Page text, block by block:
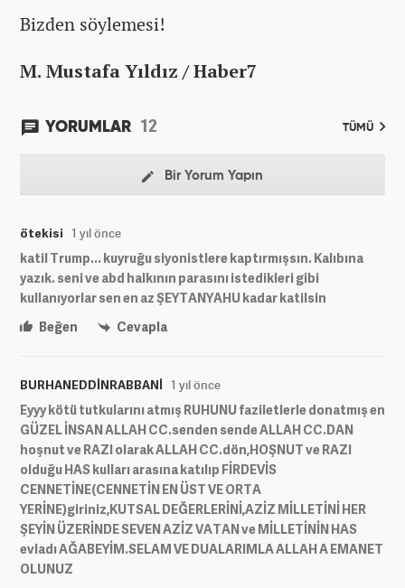
Bizden söylemesi!
M. Mustafa Yıldız / Haber7
YORUMLAR 12 TÜMÜ
Bir Yorum Yapın
ötekisi 1 yıl önce
katil Trump... kuyruğu siyonistlere kaptırmışsın. Kalıbına
yazık. seni ve abd halkının parasını istedikleri gibi
kullanıyorlar sen en az ŞEYTANYAHU kadar katilsin
Beğen
Cevapla
BURHANEDDİNRABBANİ 1 yıl önce
Eyyy kötü tutkularını atmış RUHUNU faziletlerle donatmış en
GÜZEL İNSAN ALLAH CC.senden sende ALLAH CC.DAN
hoşnut ve RAZI olarak ALLAH CC.dön,HOŞNUT ve RAZI
olduğu HAS kulları arasına katılıp FİRDEVİS
CENNETİNE(CENNETİN EN ÜST VE ORTA
YERİNE)giriniz,KUTSAL DEĞERLERİNİ,AZİZ MİLLETİNİ HER
ŞEYİN ÜZERİNDE SEVEN AZİZ VATAN ve MİLLETİNİN HAS
evladı AĞABEYİM.SELAM VE DUALARIMLA ALLAH A EMANET
OLUNUZ